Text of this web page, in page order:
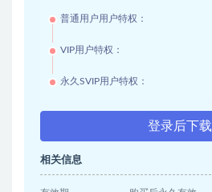
普通用户用户特权：
VIP用户特权：
永久SVIP用户特权：
登录后下载
相关信息